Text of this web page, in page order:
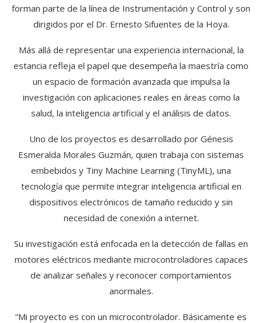
forman parte de la línea de Instrumentación y Control y son
dirigidos por el Dr. Ernesto Sifuentes de la Hoya.
Más allá de representar una experiencia internacional, la
estancia refleja el papel que desempeña la maestría como
un espacio de formación avanzada que impulsa la
investigación con aplicaciones reales en áreas como la
salud, la inteligencia artificial y el análisis de datos.
Uno de los proyectos es desarrollado por Génesis
Esmeralda Morales Guzmán, quien trabaja con sistemas
embebidos y Tiny Machine Learning (TinyML), una
tecnología que permite integrar inteligencia artificial en
dispositivos electrónicos de tamaño reducido y sin
necesidad de conexión a internet.
Su investigación está enfocada en la detección de fallas en
motores eléctricos mediante microcontroladores capaces
de analizar señales y reconocer comportamientos
anormales.
“Mi proyecto es con un microcontrolador. Básicamente es